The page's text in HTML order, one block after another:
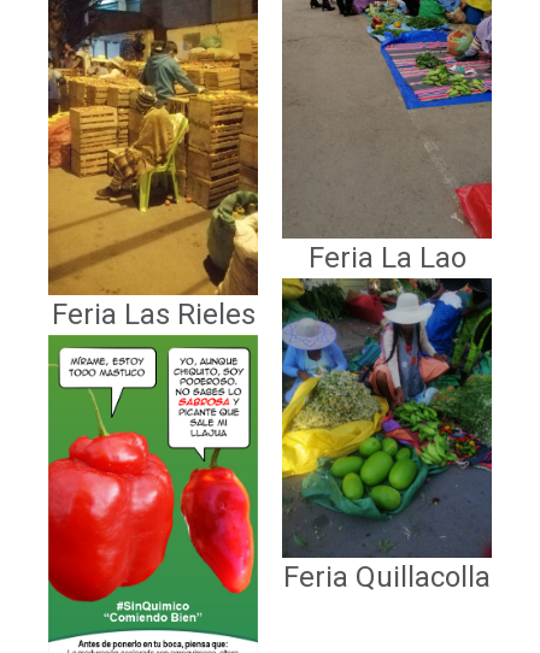
Feria Las Rieles
Feria La Lao
Feria Quillacolla